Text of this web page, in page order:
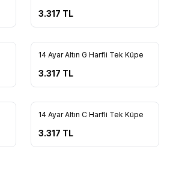
3.317 TL
14 Ayar Altın G Harfli Tek Küpe
3.317 TL
14 Ayar Altın C Harfli Tek Küpe
3.317 TL